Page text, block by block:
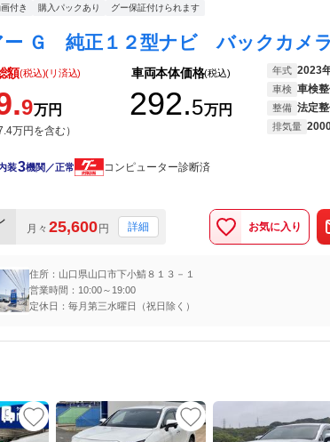
付き 購入パックあり グー保証付けられます
額(税込)(リ済込)
9万円
万円を含む）
車両本体価格(税込)
292.5万円
年式 2023
車検 車検
整備 法定
排気量
装3機関／正常 コンピューター診断済
月々 25,600円 詳細 お気に入り
住所：山口県山口市下小鯖８１３－１
営業時間：10:00～19:00
定休日：毎月第三水曜日（祝日除く）